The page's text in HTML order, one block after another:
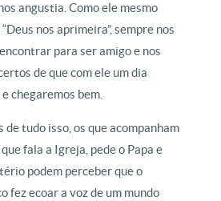
angustia. Como ele mesmo
nos aprimeira”, sempre nos
para ser amigo e nos
de que com ele um dia
chegaremos bem.
de tudo isso, os que acompanham
fala a Igreja, pede o Papa e
podem perceber que o
fez ecoar a voz de um mundo